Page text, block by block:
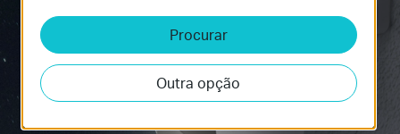
Procurar
Outra opção